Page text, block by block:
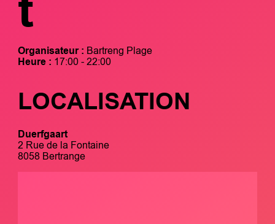
Organisateur : Bartreng Plage
Heure : 17:00 - 22:00
LOCALISATION
Duerfgaart
2 Rue de la Fontaine
8058 Bertrange